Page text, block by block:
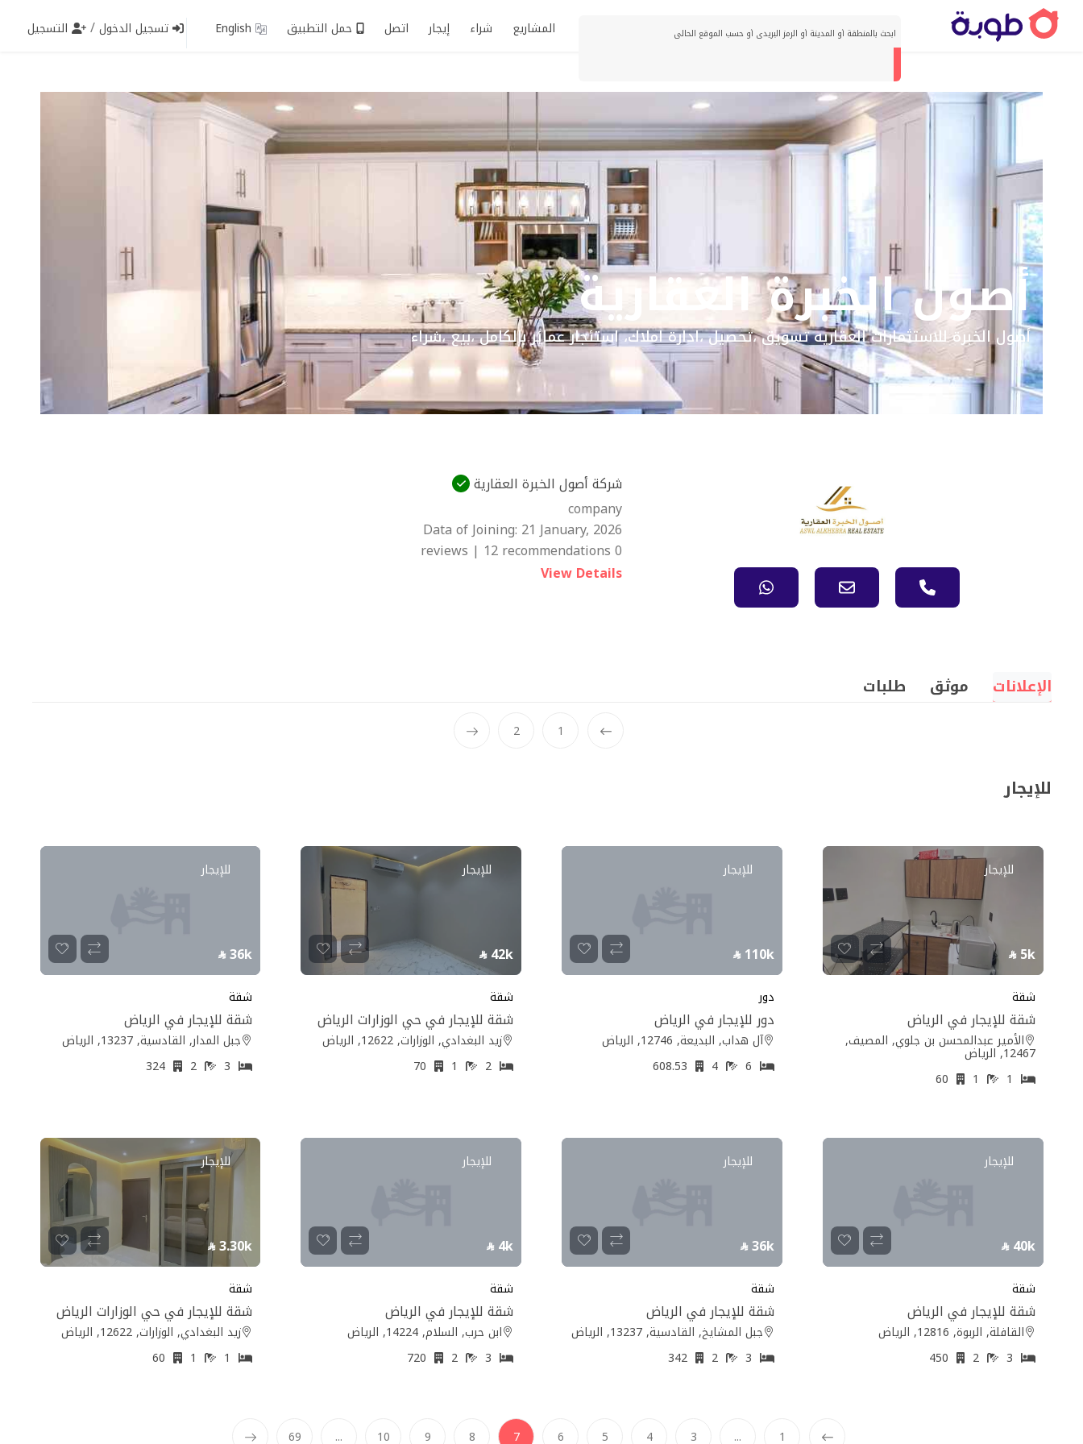
المشاريع شراء إيجار اتصل حمل التطبيق تسجيل الدخول/ التسجيل
أصول الخبرة العقارية
أصول الخبرة للاستثمارات العقاريه تسويق ،تحصيل ،ادارة املاك، استئجار عمائر بالكامل ،بيع ،شراء
شركة أصول الخبرة العقارية
company
Data of Joining: 21 January, 2026
0 reviews | 12 recommendations
View Details
الإعلانات موثق طلبات
1
2
للإيجار
للإيجار
5k
شقة
شقة للإيجار في الرياض
الأمير عبدالمحسن بن جلوي, المصيف,
12467, الرياض
للإيجار
110k
دور
دور للإيجار في الرياض
آل هداب, البديعة, 12746, الرياض
6
4
للإيجار
42k
شقة
شقة للإيجار في حي الوزارات الرياض
زيد البغدادي, الوزارات, 12622, الرياض
2
للإيجار
36k
شقة
شقة للإيجار في الرياض
جبل المدار, القادسية, 13237, الرياض
2
324
للإيجار
40k
شقة
شقة للإيجار في الرياض
القافلة, الربوة, 12816, الرياض
للإيجار
36k
شقة
شقة للإيجار في الرياض
جبل المشايخ, القادسية, 13237, الرياض
3
2
342
للإيجار
4k
شقة
شقة للإيجار في الرياض
ابن حرب, السلام, 14224, الرياض
2
للإيجار
3.30k
شقة
شقة للإيجار في حي الوزارات الرياض
زيد البغدادي, الوزارات, 12622, الرياض
60
1
...
3
4
5
6
7
8
9
10
...
69